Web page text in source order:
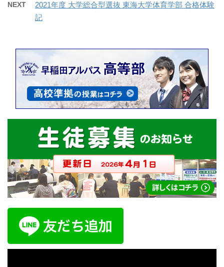
NEXT
2021年度 大学総合型選抜 東海大学体育学部 合格体験
記